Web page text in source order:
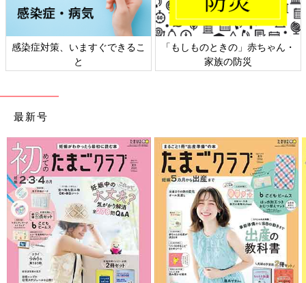
の」赤ちゃん・
日本外来小児科学会リーフレッ
六星占術 細木
最新号